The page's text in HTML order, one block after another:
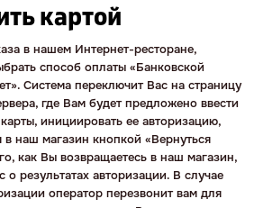
картой
в нашем Интернет-ресторане,
способ оплаты «Банковской
Система переключит Вас на страницу
где Вам будет предложено ввести
инициировать ее авторизацию,
в наш магазин кнопкой «Вернуться
как Вы возвращаетесь в наш магазин,
о результатах авторизации. В случае
оператор перезвонит вам для